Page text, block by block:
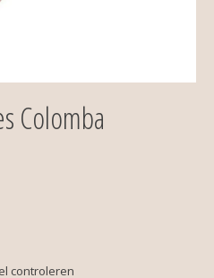
Colomba
is
controleren